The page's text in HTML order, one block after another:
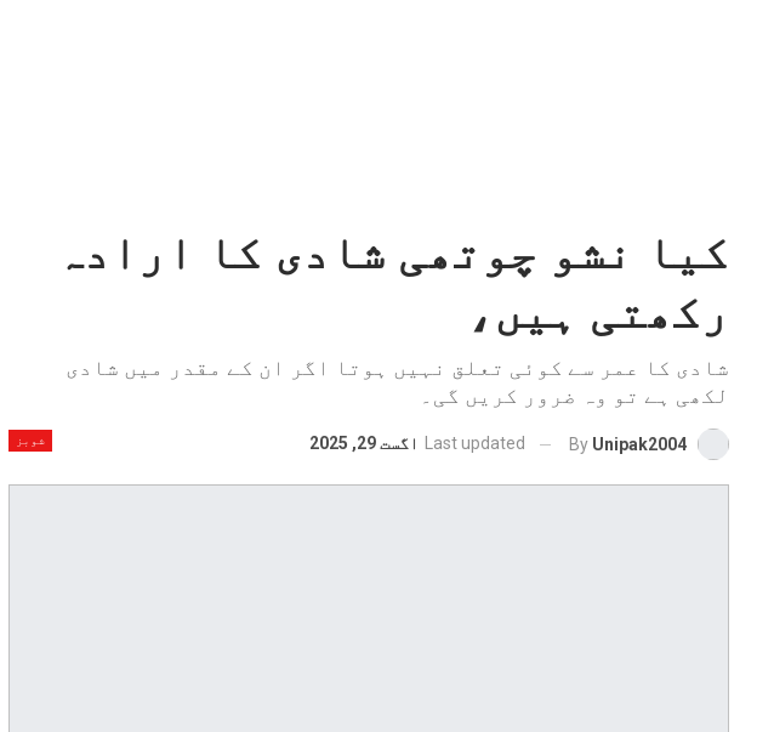
کیا نشو چوتھی شادی کا ارادہ
رکھتی ہیں،
شادی کا عمر سے کوئی تعلق نہیں ہوتا اگر ان کے مقدر میں شادی
لکھی ہے تو وہ ضرور کریں گی۔
شوبز By Unipak2004
Last updated اگست 29, 2025